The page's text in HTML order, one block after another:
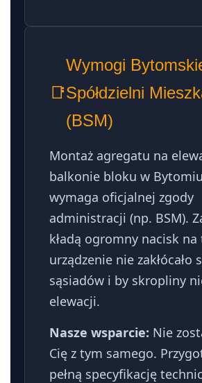
📑
Wymogi
Spółdzielni
(BSM)
Montaż agregatu na
balkonie bloku w
wymaga oficjalnej zgody
administracji (np. BSM).
kładą ogromny nacisk na
urządzenie nie zakłócało
sąsiadów i by skropliny
elewacji.
Nasze wsparcie: Nie
Cię z tym samego.
pełną specyfikację